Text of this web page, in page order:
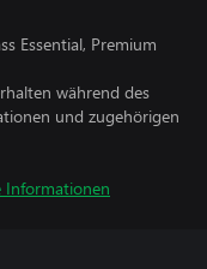
Essential, Premium
während des
und zugehörigen
Informationen